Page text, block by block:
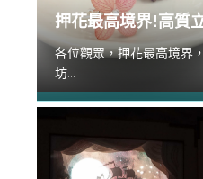
押花最高境界!高質
各位觀眾，押花最高境界
坊...